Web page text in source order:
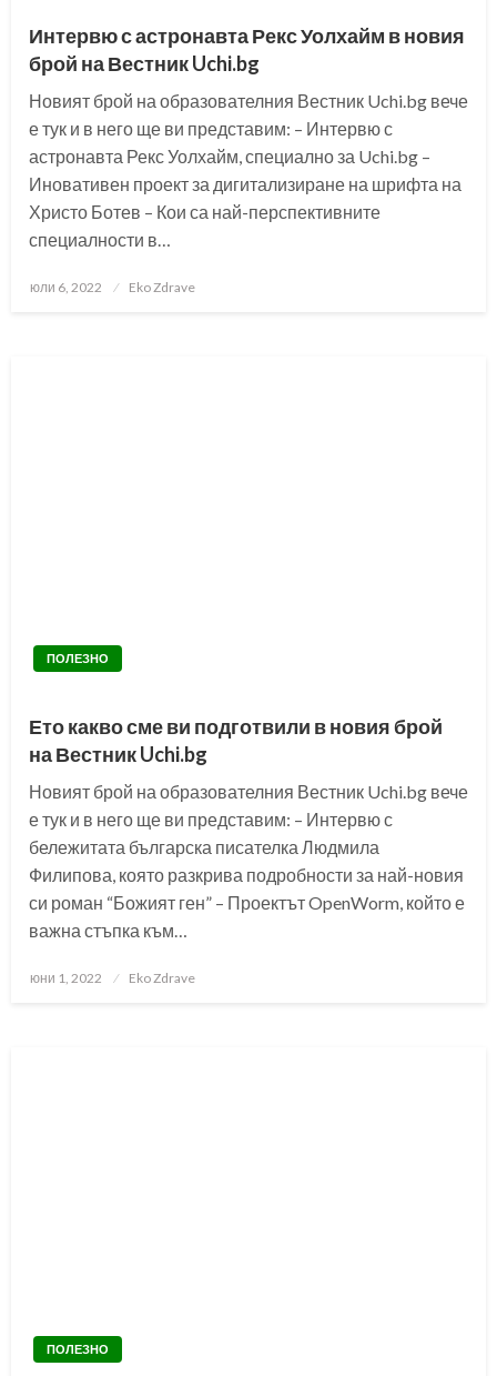
Интервю с астронавта Рекс Уолхайм в новия
брой на Вестник Uchi.bg
Новият брой на образователния Вестник Uchi.bg вече
е тук и в него ще ви представим: – Интервю с
астронавта Рекс Уолхайм, специално за Uchi.bg –
Иновативен проект за дигитализиране на шрифта на
Христо Ботев – Кои са най-перспективните
специалности в…
Posted
юли 6, 2022 Eko Zdrave
ПОЛЕЗНО
Ето какво сме ви подготвили в новия брой
на Вестник Uchi.bg
Новият брой на образователния Вестник Uchi.bg вече
е тук и в него ще ви представим: – Интервю с
бележитата българска писателка Людмила
Филипова, която разкрива подробности за най-новия
си роман “Божият ген” – Проектът OpenWorm, който е
важна стъпка към…
Posted
юни 1, 2022 Eko Zdrave
ПОЛЕЗНО